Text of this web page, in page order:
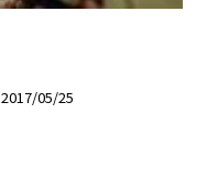
2017/05/25